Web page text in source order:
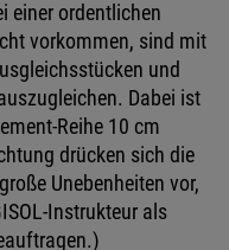
einer ordentlichen
vorkommen, sind mit
und
Dabei ist
Reihe 10 cm
drücken sich die
Unebenheiten vor,
Instrukteur als